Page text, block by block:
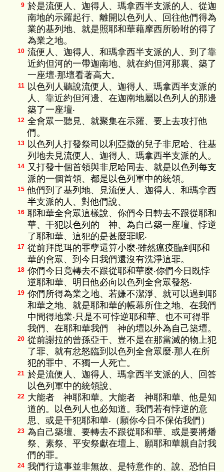
9 於是流便人、迦得人、瑪拿西半支派的人、從迦
南地的示羅起行、離開以色列人、回往他們得為
業的基列地、就是照耶和華藉摩西所吩咐的得了
為業之地。
10 流便人、迦得人、和瑪拿西半支派的人、到了靠
近約但河的一帶迦南地、就在約但河那裏、築了
一座壇‧那壇看著高大。
11 以色列人聽說流便人、迦得人、瑪拿西半支派的
人、靠近約但河邊、在迦南地屬以色列人的那邊
築了一座壇‧
12 全會眾一聽見、就聚集在示羅、要上去攻打他
們。
13 以色列人打發祭司以利亞撒的兒子非尼哈、往基
列地去見流便人、迦得人、瑪拿西半支派的人。
14 又打發十個首領與非尼哈同去、就是以色列每支
派的一個首領、都是以色列軍中的統領。
15 他們到了基列地、見流便人、迦得人、和瑪拿西
半支派的人、對他們說、
16 耶和華全會眾這樣說、你們今日轉去不跟從耶和
華、干犯以色列的 神、為自己築一座壇、悖逆
了耶和華、這犯的是甚麼罪呢‧
17 從前拜毘珥的罪孽還算小麼‧雖然瘟疫臨到耶和
華的會眾、到今日我們還沒有洗淨這罪。
18 你們今日竟轉去不跟從耶和華麼‧你們今日既悖
逆耶和華、明日他必向以色列全會眾發怒‧
19 你們所得為業之地、若嫌不潔淨、就可以過到耶
和華之地、就是耶和華的帳幕所住之地、在我們
中間得地業‧只是不可悖逆耶和華、也不可得罪
我們、在耶和華我們 神的壇以外為自己築壇。
20 從前謝拉的曾孫亞干、豈不是在那當滅的物上犯
了罪、就有忿怒臨到以色列全會眾麼‧那人在所
犯的罪中、不獨一人死亡。
21 於是流便人、迦得人、瑪拿西半支派的人、回答
以色列軍中的統領說、
22 大能者 神耶和華。大能者 神耶和華、他是知
道的。以色列人也必知道。我們若有悖逆的意
思、或是干犯耶和華‧（願你今日不保佑我們）
23 為自己築壇、要轉去不跟從耶和華、或是要將燔
祭、素祭、平安祭獻在壇上、願耶和華親自討我
們的罪。
24 我們行這事並非無故、是特意作的、說、恐怕日